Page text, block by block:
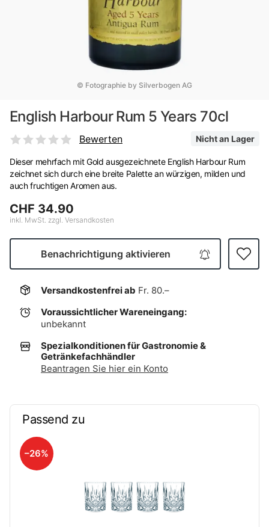
© Fotographie by Silverbogen AG
English Harbour Rum 5 Years 70cl
Bewerten Nicht an Lager
Dieser mehrfach mit Gold ausgezeichnete English Harbour Rum
zeichnet sich durch eine breite Palette an würzigen, milden und
auch fruchtigen Aromen aus.
CHF 34.90
inkl. MwSt. zzgl. Versandkosten
Benachrichtigung aktivieren
Versandkostenfrei ab Fr. 80.–
Voraussichtlicher Wareneingang:
unbekannt
Spezialkonditionen für Gastronomie &
Getränkefachhändler
Beantragen Sie hier ein Konto
Passend zu
–26%